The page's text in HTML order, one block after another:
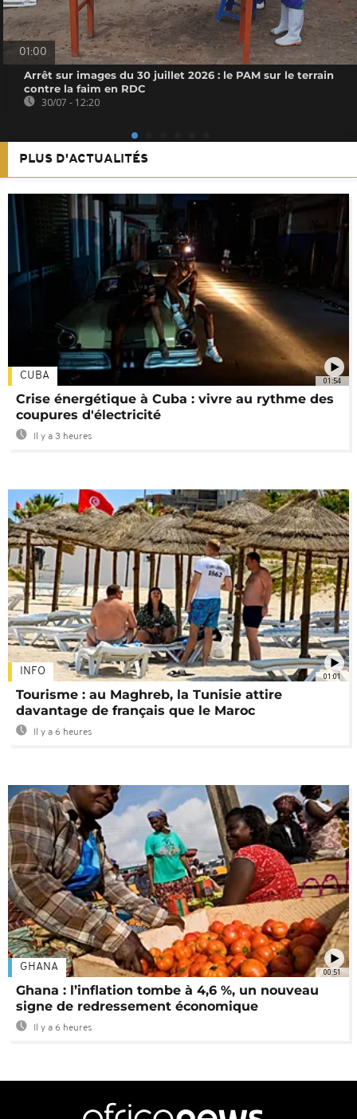
01:00
Arrêt sur images du 30 juillet 2026 : le PAM sur le terrain
contre la faim en RDC
30/07 - 12:20
PLUS D'ACTUALITÉS
01:54
CUBA
Crise énergétique à Cuba : vivre au rythme des
coupures d'électricité
Il y a 3 heures
01:01
INFO
Tourisme : au Maghreb, la Tunisie attire
davantage de français que le Maroc
Il y a 6 heures
00:51
GHANA
Ghana : l’inflation tombe à 4,6 %, un nouveau
signe de redressement économique
Il y a 6 heures